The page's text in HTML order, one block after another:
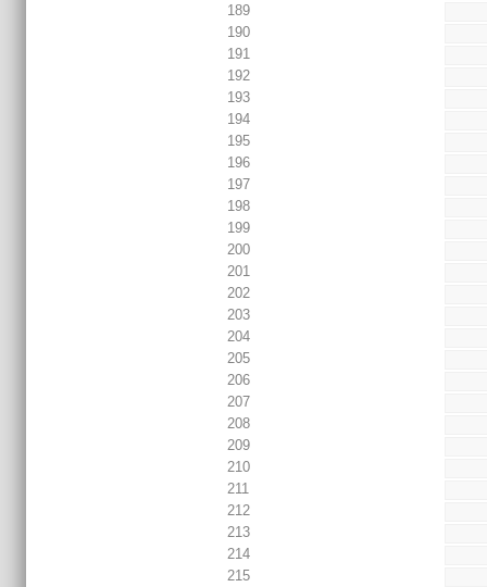
189
190
191
192
193
194
195
196
197
198
199
200
201
202
203
204
205
206
207
208
209
210
211
212
213
214
215